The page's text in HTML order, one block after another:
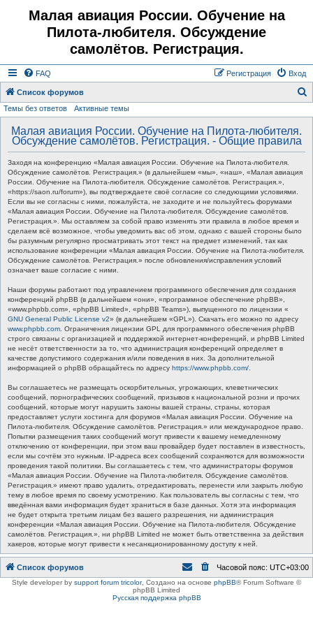
Малая авиация России. Обучение на
Пилота-любителя. Обсуждение
самолётов. Регистрация.
FAQ Вход
Регистрация
Список форумов
Темы без ответов Активные темы
Малая авиация России. Обучение на Пилота-любителя.
Обсуждение самолётов. Регистрация. - Общие правила
Заходя на конференцию «Малая авиация России. Обучение на Пилота-любителя.
Обсуждение самолётов. Регистрация.» (в дальнейшем «мы», «наш», «Малая авиация
России. Обучение на Пилота-любителя. Обсуждение самолётов. Регистрация.»,
«https://saon.ru/forum»), вы подтверждаете своё согласие со следующими условиями.
Если вы не согласны с ними, пожалуйста, не заходите и не пользуйтесь форумами
«Малая авиация России. Обучение на Пилота-любителя. Обсуждение самолётов.
Регистрация.». Мы оставляем за собой право изменять эти правила в любое время и
сделаем всё возможное, чтобы уведомить вас об этом, однако с вашей стороны было
бы разумным регулярно просматривать этот текст на предмет изменений, так как
использование конференции «Малая авиация России. Обучение на Пилота-любителя.
Обсуждение самолётов. Регистрация.» после обновления/исправления условий
означает ваше согласие с ними.
Наши форумы работают под управлением программного обеспечения для создания
конференций phpBB (в дальнейшем «они», «программное обеспечение phpBB»,
«www.phpbb.com», «phpBB Limited», «phpBB Teams»), выпущенного по лицензии «
GNU General Public License v2» (в дальнейшем «GPL»). Скачать его можно по адресу
www.phpbb.com . Ограничения лицензии GPL для программного обеспечения phpBB
строго связаны с организацией и поддержкой интернет-конференций, и phpBB Limited
не несёт ответственности за то, что администрация конференций определяет в
качестве допустимого содержания и/или поведения в них. За дополнительной
информацией о phpBB обращайтесь по адресу https://www.phpbb.com/
Вы соглашаетесь не размещать оскорбительных, угрожающих, клеветнических
сообщений, порнографических сообщений, призывов к национальной розни и прочих
сообщений, которые могут нарушить законы вашей страны, страны, которая
предоставляет услуги хостинга для форумов «Малая авиация России. Обучение на
Пилота-любителя. Обсуждение самолётов. Регистрация.» или международное право.
Попытки размещения таких сообщений могут привести к вашему немедленному
отключению от конференции, при этом ваш провайдер будет поставлен в известность,
если мы сочтём это нужным. IP-адреса всех сообщений сохраняются для возможности
проведения такой политики. Вы соглашаетесь с тем, что администраторы форумов
«Малая авиация России. Обучение на Пилота-любителя. Обсуждение самолётов.
Регистрация.» имеют право удалить, отредактировать, перенести или закрыть любую
тему в любое время по своему усмотрению. Как пользователь вы согласны с тем, что
введённая вами информация будет храниться в базе данных. Хотя эта информация
не будет открыта третьим лицам без вашего разрешения, ни администрация
конференции «Малая авиация России. Обучение на Пилота-любителя. Обсуждение
самолётов. Регистрация.», ни phpBB Limited не может быть ответственна за действия
хакеров, которые могут привести к несанкционированному доступу к ней.
Список форумов Часовой пояс: UTC+03:00
Style developer by support forum tricolor, Создано на основе phpBB® Forum Software ©
phpBB Limited
Русская поддержка phpBB